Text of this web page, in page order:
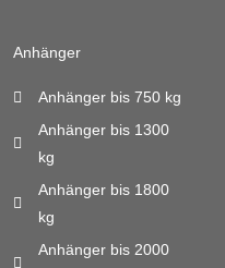
Anhänger
Anhänger bis 750 kg
Anhänger bis 1300
kg
Anhänger bis 1800
kg
Anhänger bis 2000